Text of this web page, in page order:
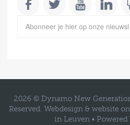
2026 © Dynamo New
Reserved. Webdesign & website
in Leuven•